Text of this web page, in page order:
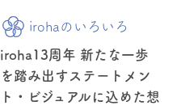
irohaのいろいろ
iroha13周年 新たな一歩
を踏み出すステートメン
ト・ビジュアルに込めた想